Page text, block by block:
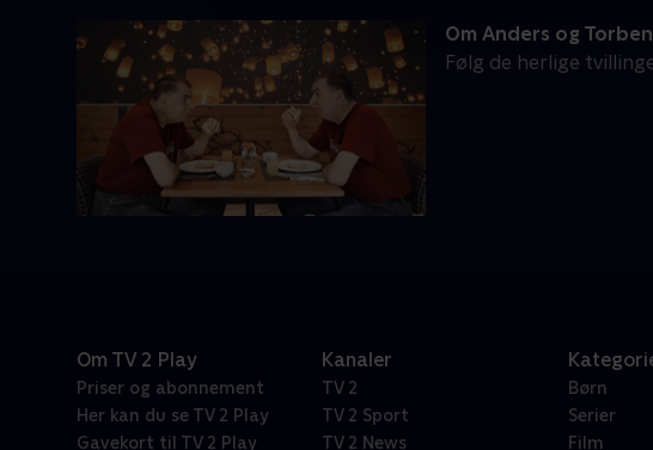
Om Anders og Torben
Følg de herlige
Om TV 2 Play
Priser og abonnement
Her kan du se TV 2 Play
Gavekort til TV 2 Play
Kanaler
TV 2
TV 2 Sport
TV 2 News
Børn
Serier
Film